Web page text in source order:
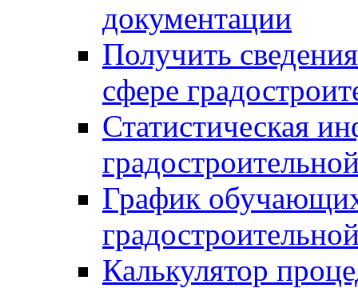
документации
Получить
сфере
Статистическая
График
Калькулятор